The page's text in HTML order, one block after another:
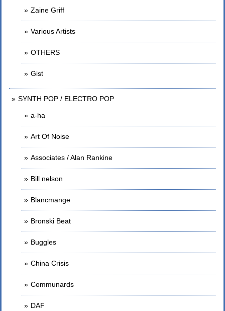
Zaine Griff
Various Artists
OTHERS
Gist
SYNTH POP / ELECTRO POP
a-ha
Art Of Noise
Associates / Alan Rankine
Bill nelson
Blancmange
Bronski Beat
Buggles
China Crisis
Communards
DAF